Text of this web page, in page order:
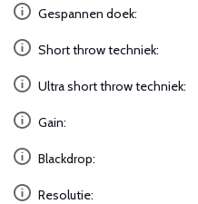
Gespannen doek:
Short throw techniek:
Ultra short throw techniek:
Gain:
Blackdrop:
Resolutie: